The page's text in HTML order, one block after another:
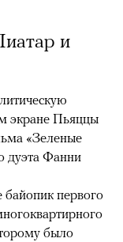
и
экране Пьяццы
«Зеленые
дуэта Фанни
первого
было